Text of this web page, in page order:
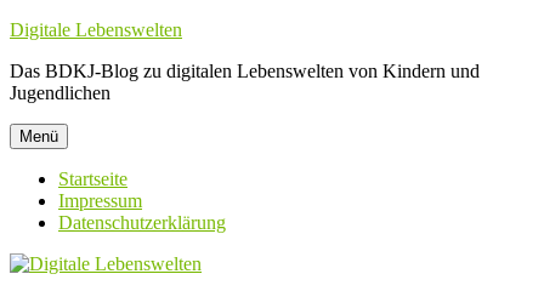
Zum
springen
Digitale Lebenswelten
Das BDKJ-Blog zu digitalen Lebenswelten von Kindern und
Jugendlichen
Menü
Startseite
Impressum
Datenschutzerklärung